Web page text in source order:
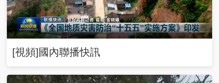
[視頻]國內聯播快訊